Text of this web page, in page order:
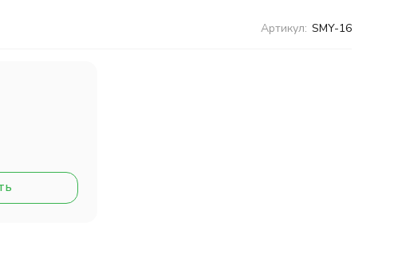
Артикул: SMY-16